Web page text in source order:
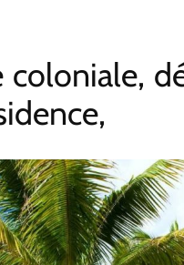
coloniale,